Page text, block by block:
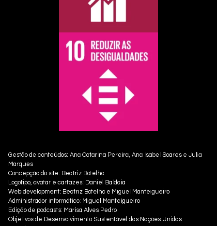
Gestão de conteúdos: Ana Catarina Pereira, Ana Isabel Soares e Julia
Marques
Concepção do site: Beatriz Botelho
Logotipo, avatar e cartazes: Daniel Baldaia
Web development: Beatriz Botelho e Miguel Manteigueiro
Administrador informático: Miguel Manteigueiro
Edição de podcasts: Marisa Alves Pedro
Objetivos de Desenvolvimento Sustentável das Nações Unidas –